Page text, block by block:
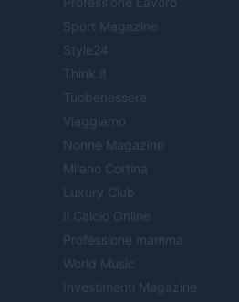
Sport Magazine
Style24
Think.it
Tuobenessere
Viaggiamo
Nonne Magazine
Milano Cortina
Luxury Club
Il Calcio Online
Professione mamma
World Music
Investimenti Magazine